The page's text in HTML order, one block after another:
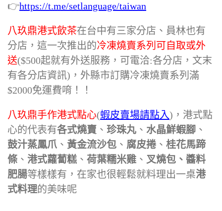
👉https://t.me/setlanguage/taiwan‬
八玖鼎港式飲茶在台中有三家分店、員林也有
分店，這一次推出的冷凍燒賣系列可自取或外
送($500起就有外送服務，可電洽:各分店，文末
有各分店資訊)，外縣市訂購冷凍燒賣系列滿
$2000免運費唷！！
八玖鼎手作港式點心(蝦皮賣場請點入)，港式點
心的代表有各式燒賣 、 珍珠丸 、 水晶鮮蝦腳 、
鼓汁蒸鳳爪 、 黃金流沙包 、 腐皮捲 、 桂花馬蹄
條 、 港式蘿蔔糕 、 荷葉糯米雞 、 叉燒包、醬料
肥腸等樣樣有，在家也很輕鬆就料理出一桌港
式料理的美味呢